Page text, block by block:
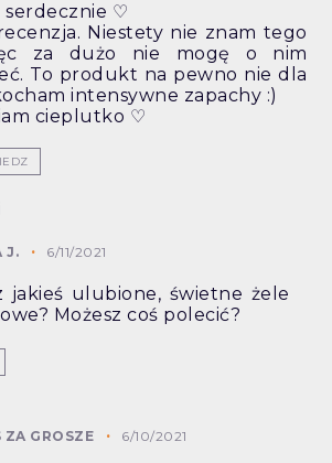
serdecznie ♡
Niestety nie znam tego
za dużo nie mogę o nim
To produkt na pewno nie dla
intensywne zapachy :)
cieplutko ♡
J. 6/11/2021
jakieś ulubione, świetne żele
Możesz coś polecić?
ZA GROSZE 6/10/2021